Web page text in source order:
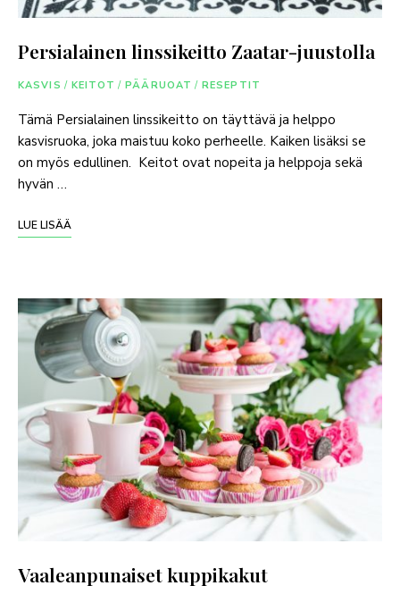
Persialainen linssikeitto Zaatar-juustolla
KASVIS / KEITOT / PÄÄRUOAT / RESEPTIT
Tämä Persialainen linssikeitto on täyttävä ja helppo
kasvisruoka, joka maistuu koko perheelle. Kaiken lisäksi se
on myös edullinen. Keitot ovat nopeita ja helppoja sekä
hyvän …
LUE LISÄÄ
Vaaleanpunaiset kuppikakut